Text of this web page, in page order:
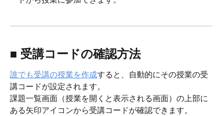
■ 受講コードの確認方法
誰でも受講の授業を作成すると、自動的にその授業の受
講コードが設定されます。
課題一覧画面（授業を開くと表示される画面）の上部に
ある矢印アイコンから受講コードが確認できます。